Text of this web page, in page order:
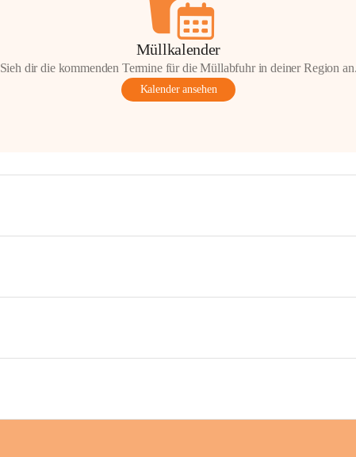
Müllkalender
Sieh dir die kommenden Termine für die Müllabfuhr in deiner Region
Kalender ansehen